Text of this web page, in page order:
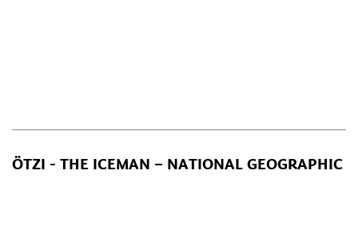
ÖTZI - THE ICEMAN – NATIONAL GEOGRAPHIC